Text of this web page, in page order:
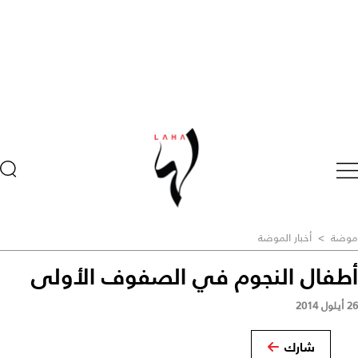
موضة > أخبار الموضة
أطفال النجوم في الصفوف الأولى
26 أيلول 2014
شارك